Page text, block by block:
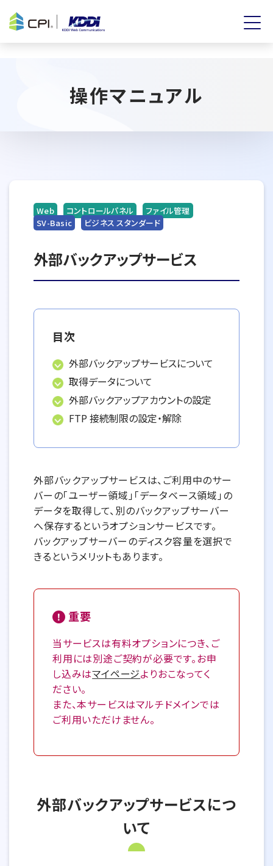
操作マニュアル
Web コントロールパネル
ファイル管理
SV-Basic
ビジネス スタンダード
外部バックアップサービス
目次
外部バックアップサービスについて
取得データについて
外部バックアップアカウントの設定
FTP 接続制限の設定・解除
外部バックアップサービスは、ご利用中のサー
バーの「ユーザー領域」「データベース領域」の
データを取得して、別のバックアップサーバー
へ保存するというオプションサービスです。
バックアップサーバーのディスク容量を選択で
きるというメリットもあります。
重要
当サービスは有料オプションにつき、ご
利用には別途ご契約が必要です。お申
し込みはマイページよりおこなってく
ださい。
また、本サービスはマルチドメインでは
ご利用いただけません。
外部バックアップサービスにつ
いて